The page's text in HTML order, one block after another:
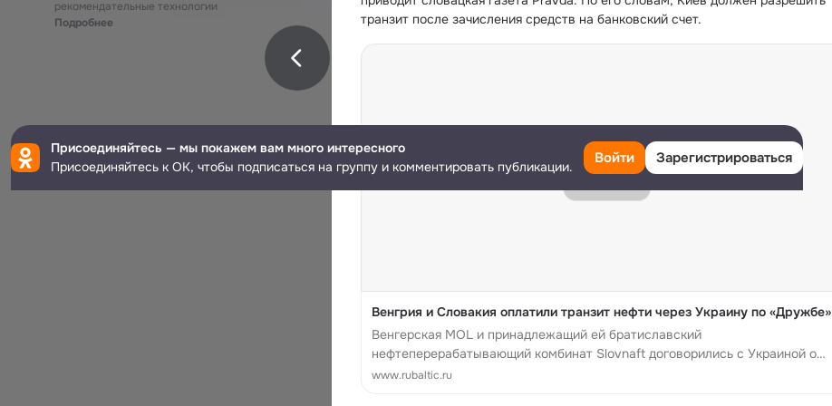
транзит после зачисления средств на банковский счет.
Венгрия и Словакия оплатили транзит нефти через Украину по «Дружбе»
Венгерская MOL и принадлежащий ей братиславский
нефтеперерабатывающий комбинат Slovnaft договорились с Украиной о
возобновлении поставок по нефтепроводу «Дружба».
www.rubaltic.ru
рекомендательные технологии
Подробнее
Присоединяйтесь — мы покажем вам много интересного
Присоединяйтесь к ОК, чтобы подписаться на группу и комментировать публикации.
Войти Зарегистрироваться